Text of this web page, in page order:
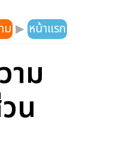
ม ▶ หน้าแรก
ม
น